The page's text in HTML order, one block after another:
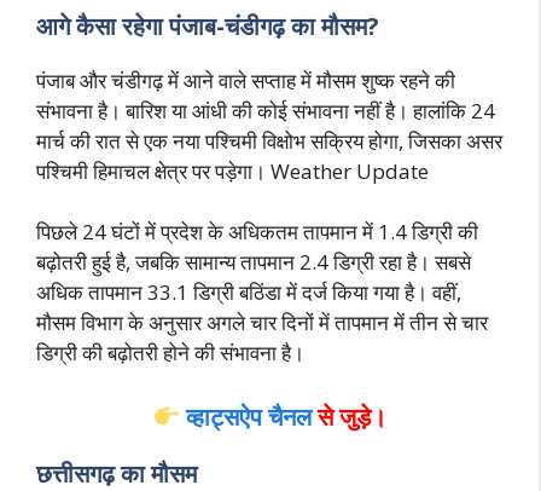
आगे कैसा रहेगा पंजाब-चंडीगढ़ का मौसम?
पंजाब और चंडीगढ़ में आने वाले सप्ताह में मौसम शुष्क रहने की
संभावना है। बारिश या आंधी की कोई संभावना नहीं है। हालांकि 24
मार्च की रात से एक नया पश्चिमी विक्षोभ सक्रिय होगा, जिसका असर
पश्चिमी हिमाचल क्षेत्र पर पड़ेगा। Weather Update
पिछले 24 घंटों में प्रदेश के अधिकतम तापमान में 1.4 डिग्री की
बढ़ोतरी हुई है, जबकि सामान्य तापमान 2.4 डिग्री रहा है। सबसे
अधिक तापमान 33.1 डिग्री बठिंडा में दर्ज किया गया है। वहीं,
मौसम विभाग के अनुसार अगले चार दिनों में तापमान में तीन से चार
डिग्री की बढ़ोतरी होने की संभावना है।
व्हाट्सऐप चैनलसे जुड़े।
छत्तीसगढ़ का मौसम